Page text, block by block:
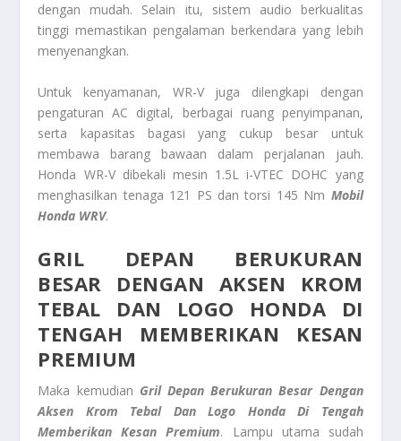
dengan mudah. Selain itu, sistem audio berkualitas
tinggi memastikan pengalaman berkendara yang lebih
menyenangkan.
Untuk kenyamanan, WR-V juga dilengkapi dengan
pengaturan AC digital, berbagai ruang penyimpanan,
serta kapasitas bagasi yang cukup besar untuk
membawa barang bawaan dalam perjalanan jauh.
Honda WR-V dibekali mesin 1.5L i-VTEC DOHC yang
menghasilkan tenaga 121 PS dan torsi 145 Nm Mobil
Honda WRV.
GRIL DEPAN BERUKURAN
BESAR DENGAN AKSEN KROM
TEBAL DAN LOGO HONDA DI
TENGAH MEMBERIKAN KESAN
PREMIUM
Maka kemudian Gril Depan Berukuran Besar Dengan
Aksen Krom Tebal Dan Logo Honda Di Tengah
Memberikan Kesan Premium. Lampu utama sudah